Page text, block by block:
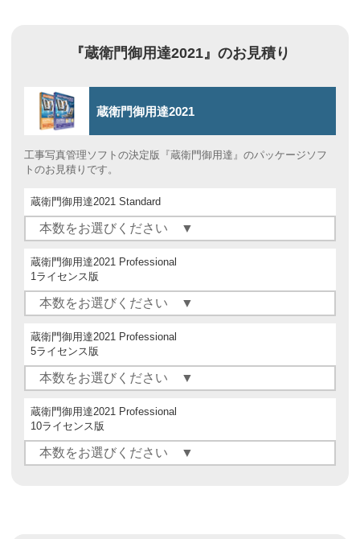
『蔵衛門御用達2021』のお見積り
蔵衛門御用達2021
工事写真管理ソフトの決定版『蔵衛門御用達』のパッケージソフ
トのお見積りです。
蔵衛門御用達2021 Standard
蔵衛門御用達2021 Professional
1ライセンス版
蔵衛門御用達2021 Professional
5ライセンス版
蔵衛門御用達2021 Professional
10ライセンス版